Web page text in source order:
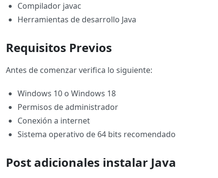
Compilador javac
Herramientas de desarrollo Java
Requisitos Previos
Antes de comenzar verifica lo siguiente:
Windows 10 o Windows 18
Permisos de administrador
Conexión a internet
Sistema operativo de 64 bits recomendado
Post adicionales instalar Java